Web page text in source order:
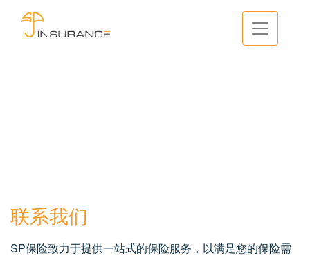
联系我们
SP保险致力于提供一站式的保险服务，以满足您的保险需